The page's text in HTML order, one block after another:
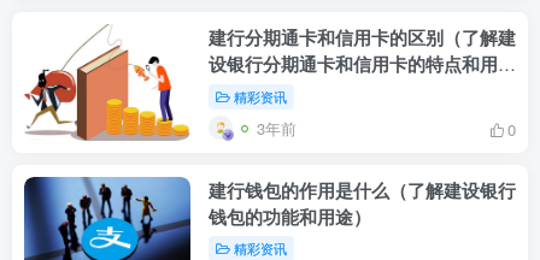
建行分期通卡和信用卡的区别（了解建
设银行分期通卡和信用卡的特点和用
途）精彩资讯
3年前 0
建行钱包的作用是什么（了解建设银行
钱包的功能和用途）
精彩资讯